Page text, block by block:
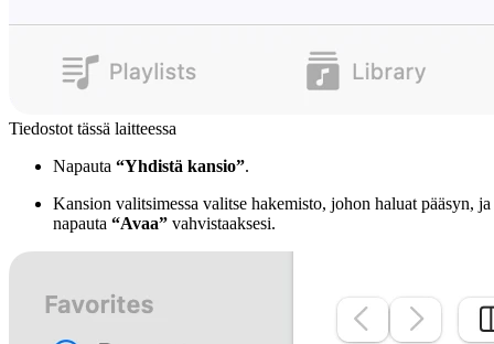
Tiedostot tässä laitteessa
Napauta “Yhdistä kansio”.
Kansion valitsimessa valitse hakemisto, johon haluat pääsyn, ja
napauta “Avaa” vahvistaaksesi.